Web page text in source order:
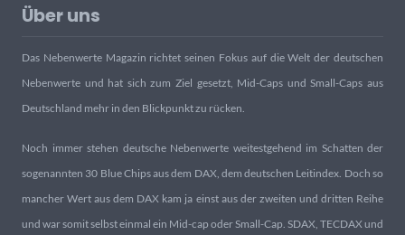
Über uns
Das Nebenwerte Magazin richtet seinen Fokus auf die Welt der deutschen
Nebenwerte und hat sich zum Ziel gesetzt, Mid-Caps und Small-Caps aus
Deutschland mehr in den Blickpunkt zu rücken.
Noch immer stehen deutsche Nebenwerte weitestgehend im Schatten der
sogenannten 30 Blue Chips aus dem DAX, dem deutschen Leitindex. Doch so
mancher Wert aus dem DAX kam ja einst aus der zweiten und dritten Reihe
und war somit selbst einmal ein Mid-cap oder Small-Cap. SDAX, TECDAX und